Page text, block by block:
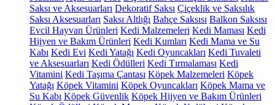
Saksı ve Aksesuarları Dekoratif Saksı Çiçeklik ve Saksılık
Saksı Aksesuarları Saksı Altlığı Bahçe Saksısı Balkon Saksısı
Evcil Hayvan Ürünleri Kedi Malzemeleri Kedi Maması Kedi
Hijyen ve Bakım Ürünleri Kedi Kumları Kedi Mama ve Su
Kabı Kedi Evi Kedi Yatağı Kedi Oyuncakları Kedi Tuvaleti
ve Aksesuarları Kedi Ödülleri Kedi Tırmalaması Kedi
Vitamini Kedi Taşıma Çantası Köpek Malzemeleri Köpek
Yatağı Köpek Vitamini Köpek Oyuncakları Köpek Mama ve
Su Kabı Köpek Güvenlik Köpek Hijyen ve Bakım Ürünleri